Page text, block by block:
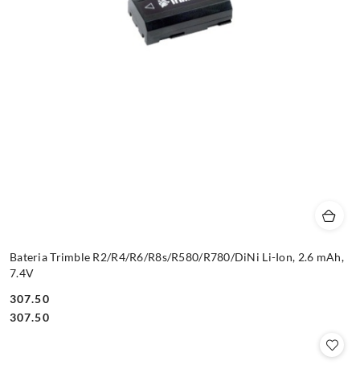
Bateria Trimble R2/R4/R6/R8s/R580/R780/DiNi Li-Ion, 2.6 mAh,
7.4V
Cena:
307.50
Cena:
307.50